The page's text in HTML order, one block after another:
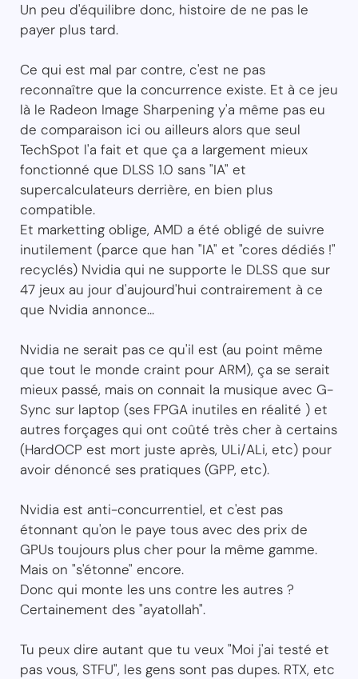
Un peu d'équilibre donc, histoire de ne pas le
payer plus tard.
Ce qui est mal par contre, c'est ne pas
reconnaître que la concurrence existe. Et à ce jeu
là le Radeon Image Sharpening y'a même pas eu
de comparaison ici ou ailleurs alors que seul
TechSpot l'a fait et que ça a largement mieux
fonctionné que DLSS 1.0 sans "IA" et
supercalculateurs derrière, en bien plus
compatible.
Et marketting oblige, AMD a été obligé de suivre
inutilement (parce que han "IA" et "cores dédiés !"
recyclés) Nvidia qui ne supporte le DLSS que sur
47 jeux au jour d'aujourd'hui contrairement à ce
que Nvidia annonce...
Nvidia ne serait pas ce qu'il est (au point même
que tout le monde craint pour ARM), ça se serait
mieux passé, mais on connait la musique avec G-
Sync sur laptop (ses FPGA inutiles en réalité ) et
autres forçages qui ont coûté très cher à certains
(HardOCP est mort juste après, ULi/ALi, etc) pour
avoir dénoncé ses pratiques (GPP, etc).
Nvidia est anti-concurrentiel, et c'est pas
étonnant qu'on le paye tous avec des prix de
GPUs toujours plus cher pour la même gamme.
Mais on "s'étonne" encore.
Donc qui monte les uns contre les autres ?
Certainement des "ayatollah".
Tu peux dire autant que tu veux "Moi j'ai testé et
pas vous, STFU", les gens sont pas dupes. RTX, etc